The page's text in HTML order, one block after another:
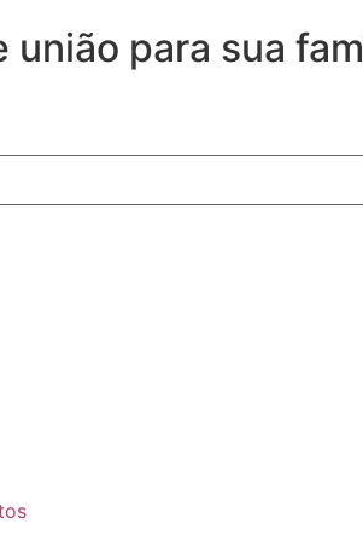
união para sua